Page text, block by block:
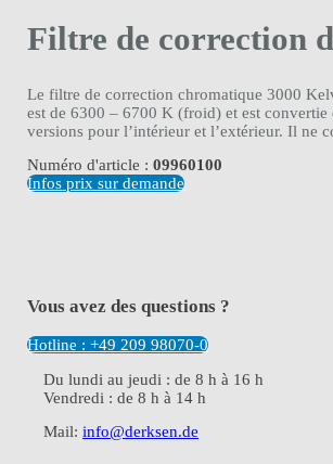
Filtre de correction
Le filtre de correction chromatique 3000
est de 6300 – 6700 K (froid) et est
versions pour l’intérieur et l’extérieur. Il ne
Numéro d'article :09960100
Infos prix sur demande
Vous avez des questions ?
Hotline : +49 209 98070-0
Du lundi au jeudi : de 8 h à 16 h
Vendredi : de 8 h à 14 h
Mail:info@derksen.de